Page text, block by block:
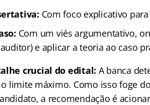
Com foco explicativo
Com um viés argumentativo,
e aplicar a teoria ao caso
crucial do edital: A banca
limite máximo. Como isso foge
a recomendação é